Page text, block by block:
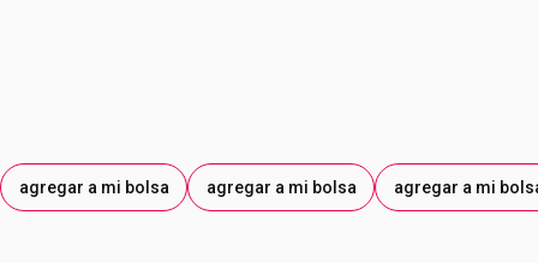
agregar a mi bolsa agregar a mi bolsa agregar a mi